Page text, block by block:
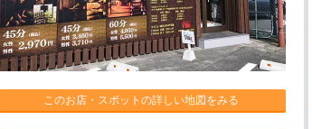
このお店・スポットの詳しい地図をみる